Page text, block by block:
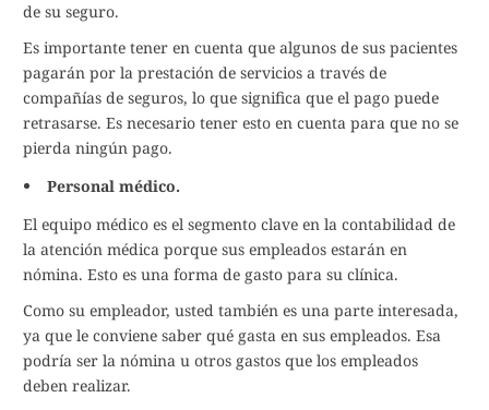
de su seguro.
Es importante tener en cuenta que algunos de sus pacientes
pagarán por la prestación de servicios a través de
compañías de seguros, lo que significa que el pago puede
retrasarse. Es necesario tener esto en cuenta para que no se
pierda ningún pago.
Personal médico.
El equipo médico es el segmento clave en la contabilidad de
la atención médica porque sus empleados estarán en
nómina. Esto es una forma de gasto para su clínica.
Como su empleador, usted también es una parte interesada,
ya que le conviene saber qué gasta en sus empleados. Esa
podría ser la nómina u otros gastos que los empleados
deben realizar.